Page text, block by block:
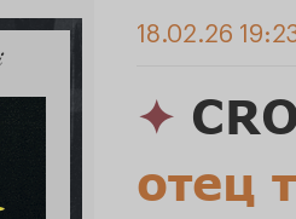
18.02.26
✦
отец